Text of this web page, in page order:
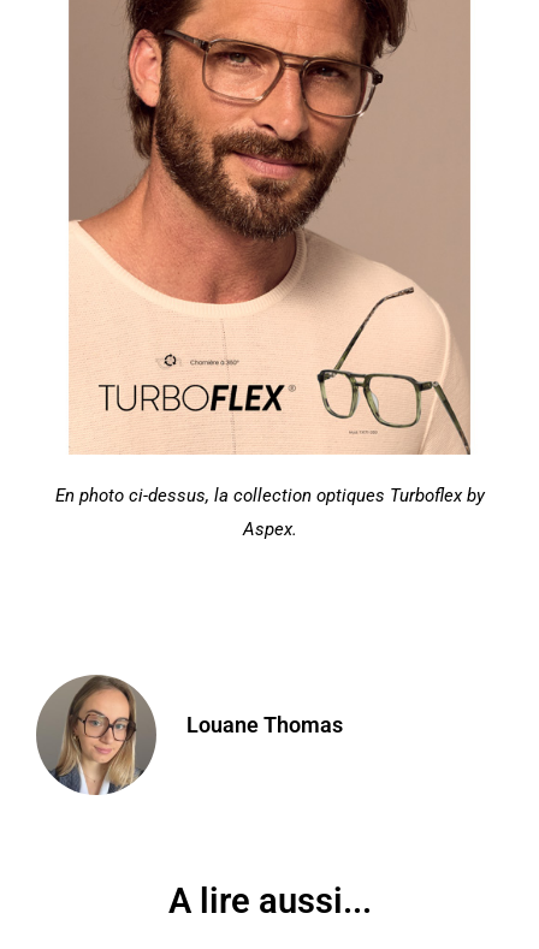
En photo ci-dessus, la collection optiques Turboflex by
Aspex.
Louane Thomas
A lire aussi...